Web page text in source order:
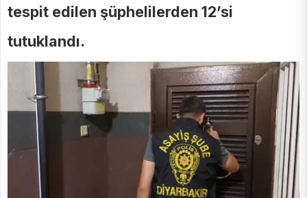
tespit edilen şüphelilerden 12’si
tutuklandı.